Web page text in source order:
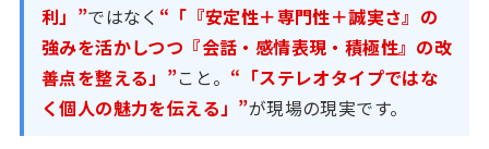
利」”ではなく “「『安定性＋専門性＋誠実さ』の
強みを活かしつつ『会話・感情表現・積極性』の改
善点を整える」”こと。 “「ステレオタイプではな
く個人の魅力を伝える」”が現場の現実です。